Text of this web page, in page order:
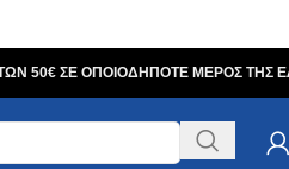
50€ ΣΕ ΟΠΟΙΟΔΗΠΟΤΕ ΜΕΡΟΣ ΤΗΣ